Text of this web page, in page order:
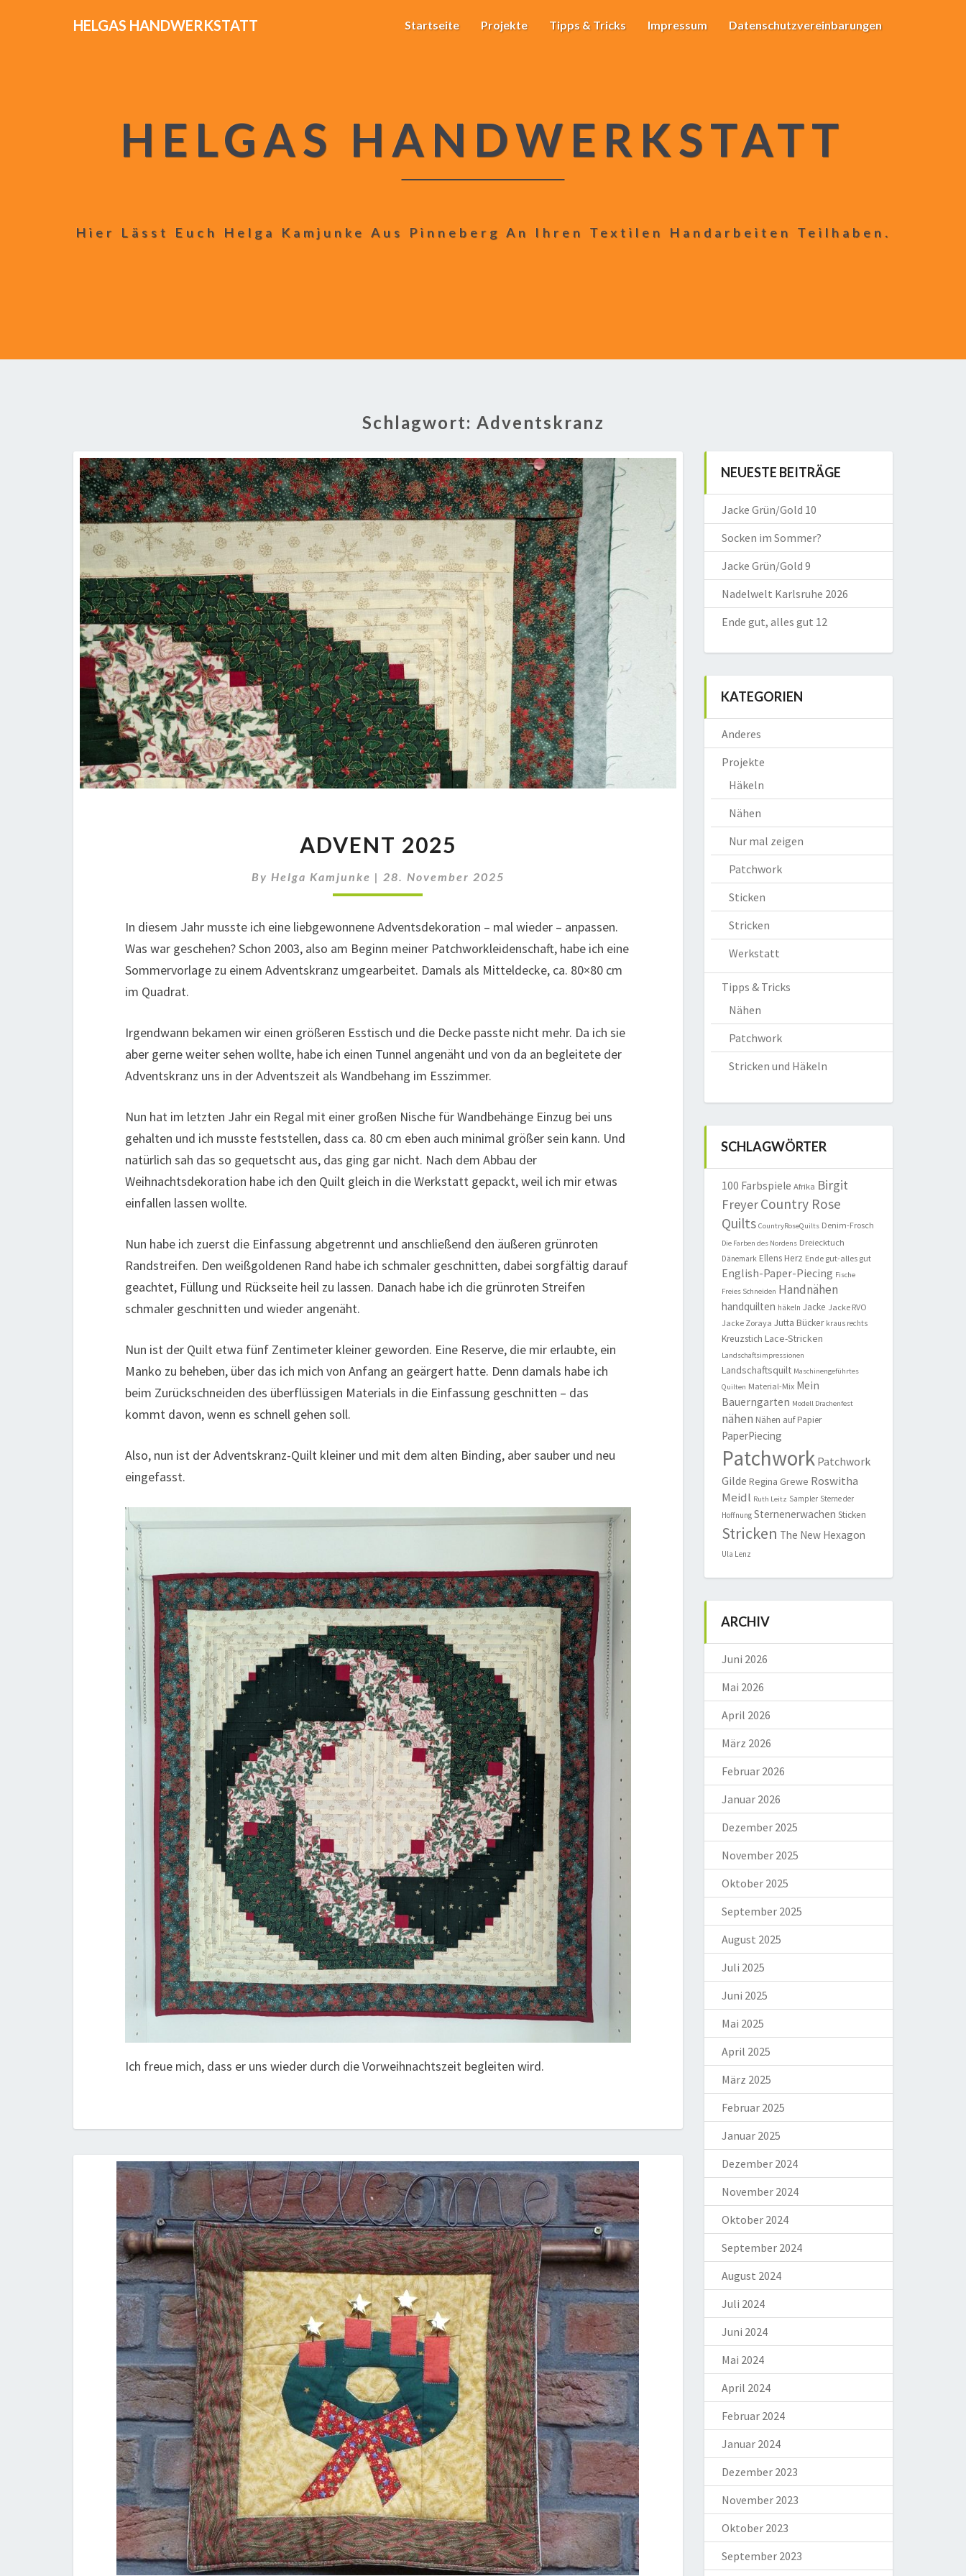
HELGAS HANDWERKSTATT Startseite Projekte Tipps & Tricks Impressum Datenschutzvereinbarungen
HELGAS HANDWERKSTATT
Hier Lässt Euch Helga Kamjunke Aus Pinneberg An Ihren Textilen Handarbeiten Teilhaben.
Schlagwort: Adventskranz
2025
ADVENT 2025
By Helga Kamjunke | 28. November 2025
In diesem Jahr musste ich eine liebgewonnene Adventsdekoration – mal wieder – anpassen.
Was war geschehen? Schon 2003, also am Beginn meiner Patchworkleidenschaft, habe ich eine
Sommervorlage zu einem Adventskranz umgearbeitet. Damals als Mitteldecke, ca. 80×80 cm
im Quadrat.
Irgendwann bekamen wir einen größeren Esstisch und die Decke passte nicht mehr. Da ich sie
aber gerne weiter sehen wollte, habe ich einen Tunnel angenäht und von da an begleitete der
Adventskranz uns in der Adventszeit als Wandbehang im Esszimmer.
Nun hat im letzten Jahr ein Regal mit einer großen Nische für Wandbehänge Einzug bei uns
gehalten und ich musste feststellen, dass ca. 80 cm eben auch minimal größer sein kann. Und
natürlich sah das so gequetscht aus, das ging gar nicht. Nach dem Abbau der
Weihnachtsdekoration habe ich den Quilt gleich in die Werkstatt gepackt, weil ich mir etwas
einfallen lassen wollte.
Nun habe ich zuerst die Einfassung abgetrennt und anschließend den äußeren grünroten
Randstreifen. Den weißgoldenen Rand habe ich schmaler geschnitten, dabei sorgfältig darauf
geachtet, Füllung und Rückseite heil zu lassen. Danach habe ich die grünroten Streifen
schmaler geschnitten und wieder angenäht.
Nun ist der Quilt etwa fünf Zentimeter kleiner geworden. Eine Reserve, die mir erlaubte, ein
Manko zu beheben, über das ich mich von Anfang an geärgert hatte. Denn damals habe ich
beim Zurückschneiden des überflüssigen Materials in die Einfassung geschnitten – das
kommt davon, wenn es schnell gehen soll.
Also, nun ist der Adventskranz-Quilt kleiner und mit dem alten Binding, aber sauber und neu
eingefasst.
Ich freue mich, dass er uns wieder durch die Vorweihnachtszeit begleiten wird.
NEUESTE BEITRÄGE
Jacke Grün/Gold 10
Socken im Sommer?
Jacke Grün/Gold 9
Nadelwelt Karlsruhe 2026
Ende gut, alles gut 12
KATEGORIEN
Anderes
Projekte
Häkeln
Nähen
Nur mal zeigen
Patchwork
Sticken
Stricken
Werkstatt
Tipps & Tricks
Nähen
Patchwork
Stricken und Häkeln
SCHLAGWÖRTER
100 Farbspiele Afrika Birgit
FreyerCountry Rose
Quilts CountryRoseQuilts Denim-Frosch
Die Farben des Nordens Dreiecktuch
Dänemark Ellens Herz Ende gut-alles gut
English-Paper-Piecing Fische
Freies Schneiden Handnähen
handquilten häkeln Jacke Jacke RVO
Jacke Zoraya Jutta Bücker kraus rechts
Kreuzstich Lace-Stricken
Landschaftsimpressionen
Landschaftsquilt Maschinengeführtes
Quilten Material-Mix Mein
Bauerngarten Modell Drachenfest
nähen Nähen auf Papier
PaperPiecing
Patchwork Patchwork
Gilde Regina Grewe Roswitha
Meidl Ruth Leitz Sampler Sterne der
Hoffnung Sternenerwachen Sticken
Stricken The New Hexagon
Ula Lenz
ARCHIV
Juni 2026
Mai 2026
April 2026
März 2026
Februar 2026
Januar 2026
Dezember 2025
November 2025
Oktober 2025
September 2025
August 2025
Juli 2025
Juni 2025
Mai 2025
April 2025
März 2025
Februar 2025
Januar 2025
Dezember 2024
November 2024
Oktober 2024
September 2024
August 2024
Juli 2024
Juni 2024
Mai 2024
April 2024
Februar 2024
Januar 2024
Dezember 2023
November 2023
Oktober 2023
September 2023